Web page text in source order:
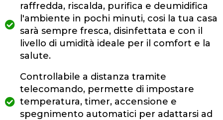
raffredda, riscalda, purifica e deumidifica
l'ambiente in pochi minuti, cosi la tua casa
sarà sempre fresca, disinfettata e con il
livello di umidità ideale per il comfort e la
salute.
Controllabile a distanza tramite
telecomando, permette di impostare
temperatura, timer, accensione e
spegnimento automatici per adattarsi ad